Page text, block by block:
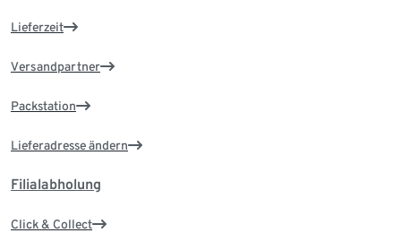
Lieferzeit
Versandpartner
Packstation
Lieferadresse ändern
Filialabholung
Click & Collect